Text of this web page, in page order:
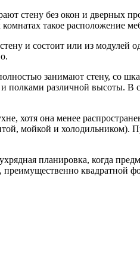
стену без окон и дверных
такое расположение
и состоит или из
занимают стену, со
различной высоты. В
хотя она менее
мойкой и
планировка, когда
преимущественно квадратной